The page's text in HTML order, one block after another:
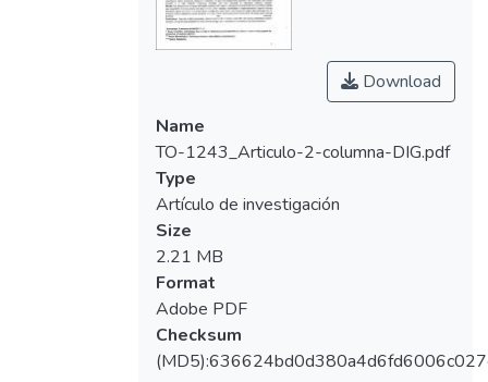
de sobremordidas y verticalización dental de
molares con pérdida de anclaje en presencia
de colapsos óseos por ausencias dentales.
Se logró el objetivo final de los
movimientos dentales en cada uno de los
18 casos clínicos reportados. Conclusiones:
Se logró el objetivo final de los
movimientos dentales en cada uno de los
18 casos clínicos con el cierre total de
espacios edéntulos, corrección de
sobremordidas y verticalización de molares
con pérdida de anclaje en presencia de
colapsos óseos por ausencias dentales.
Download
Name
TO-1243_Articulo-2-columna-DIG.pdf
Type
Artículo de investigación
Size
2.21 MB
Format
Adobe PDF
Checksum